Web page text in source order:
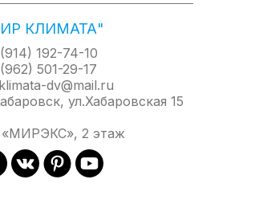
КЛИМАТА"
192-74-10
501-29-17
dv@mail.ru
ул.Хабаровская 15
2 этаж